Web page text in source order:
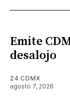
Emite
desalojo
24 CDMX
agosto 7, 2026